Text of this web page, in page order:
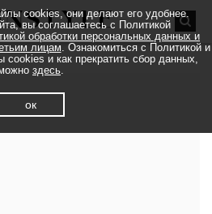
cookies, они делают его удобнее.
вы соглашаетесь с Политикой
обработки персональных данных и
лицам. Ознакомиться с Политикой и
и как прекратить сбор данных,
здесь.
ок